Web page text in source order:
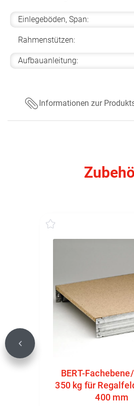
Einlegeböden, Span:
Rahmenstützen:
Aufbauanleitung:
Informationen zur
BERT-
350 kg für
400 mm
Previous